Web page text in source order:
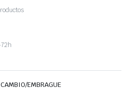
CAMBIO/EMBRAGUE